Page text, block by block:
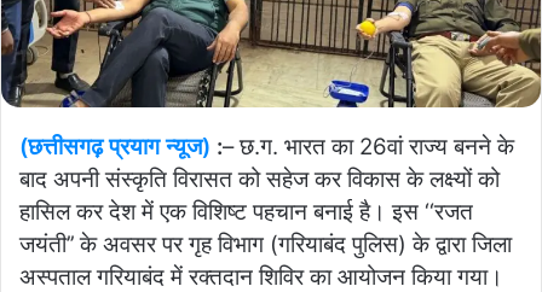
(छत्तीसगढ़ प्रयाग न्यूज) :– छ.ग. भारत का 26वां राज्य बनने के
बाद अपनी संस्कृति विरासत को सहेज कर विकास के लक्ष्यों को
हासिल कर देश में एक विशिष्ट पहचान बनाई है। इस ‘‘रजत
जयंती’’ के अवसर पर गृह विभाग (गरियाबंद पुलिस) के द्वारा जिला
अस्पताल गरियाबंद में रक्तदान शिविर का आयोजन किया गया।